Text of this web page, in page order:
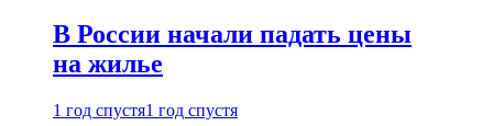
В России начали падать цены
на жилье
1 год спустя1 год спустя